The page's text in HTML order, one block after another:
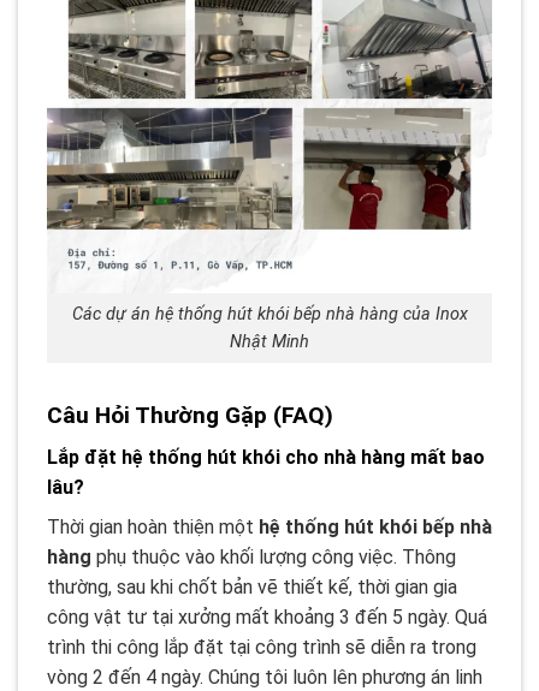
Các dự án hệ thống hút khói bếp nhà hàng của Inox
Nhật Minh
Câu Hỏi Thường Gặp (FAQ)
Lắp đặt hệ thống hút khói cho nhà hàng mất bao
lâu?
Thời gian hoàn thiện một hệ thống hút khói bếp nhà
hàng phụ thuộc vào khối lượng công việc. Thông
thường, sau khi chốt bản vẽ thiết kế, thời gian gia
công vật tư tại xưởng mất khoảng 3 đến 5 ngày. Quá
trình thi công lắp đặt tại công trình sẽ diễn ra trong
vòng 2 đến 4 ngày. Chúng tôi luôn lên phương án linh